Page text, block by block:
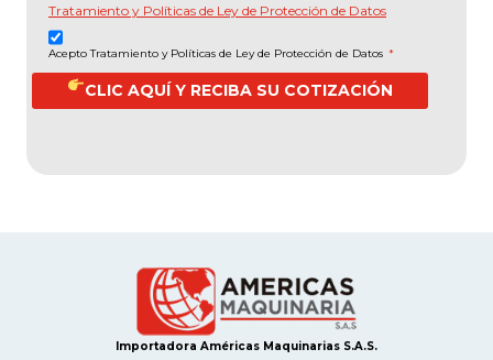
Tratamiento y Políticas de Ley de Protección de Datos
Acepto Tratamiento y Políticas de Ley de Protección de Datos *
CLIC AQUÍ Y RECIBA SU COTIZACIÓN
Importadora Américas Maquinarias S.A.S.